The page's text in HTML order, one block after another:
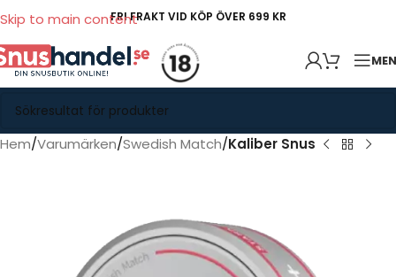
Skip to main contentFRI FRAKT VID KÖP ÖVER 699 KR
Hem Varumärken Swedish Match Kaliber Snus